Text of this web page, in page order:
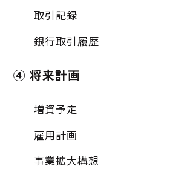
取引記録
銀行取引履歴
④ 将来計画
増資予定
雇用計画
事業拡大構想